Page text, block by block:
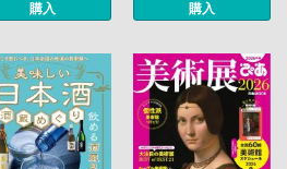
購入 購入